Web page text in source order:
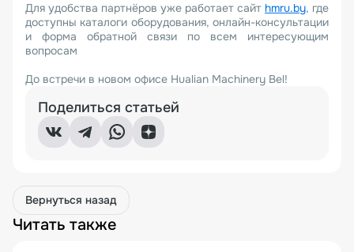
Для удобства партнёров уже работает сайт hmru.by, где
доступны каталоги оборудования, онлайн-консультации
и форма обратной связи по всем интересующим
вопросам
До встречи в новом офисе Hualian Machinery Bel!
Поделиться статьей
Вернуться назад
Читать также